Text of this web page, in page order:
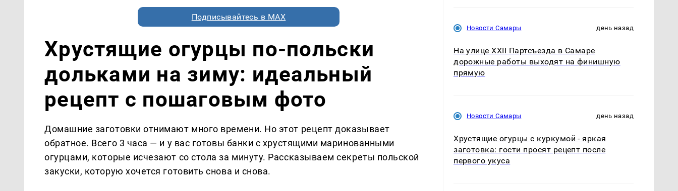
Подписывайтесь в MAX
Хрустящие огурцы по-польски
дольками на зиму: идеальный
рецепт с пошаговым фото
Домашние заготовки отнимают много времени. Но этот рецепт доказывает
обратное. Всего 3 часа — и у вас готовы банки с хрустящими маринованными
огурцами, которые исчезают со стола за минуту. Рассказываем секреты польской
закуски, которую хочется готовить снова и снова.
Новости Самары день назад
На улице XXII Партсъезда в Самаре
дорожные работы выходят на финишную
прямую
Новости Самары день назад
Хрустящие огурцы с куркумой - яркая
заготовка: гости просят рецепт после
первого укуса